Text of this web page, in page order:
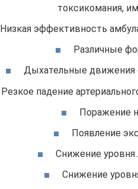
токсикомания,
Низкая эффективность
Различные
Дыхательные движения
Резкое падение
Поражение
Появление
Снижение уровня
Снижение